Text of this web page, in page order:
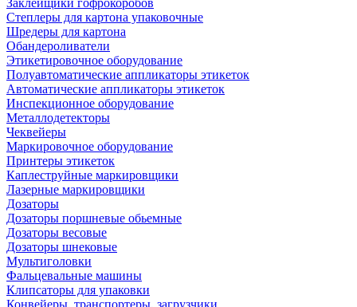
Заклейщики гофрокоробов
Степлеры для картона упаковочные
Шредеры для картона
Обандероливатели
Этикетировочное оборудование
Полуавтоматические аппликаторы этикеток
Автоматические аппликаторы этикеток
Инспекционное оборудование
Металлодетекторы
Чеквейеры
Маркировочное оборудование
Принтеры этикеток
Каплеструйные маркировщики
Лазерные маркировщики
Дозаторы
Дозаторы поршневые обьемные
Дозаторы весовые
Дозаторы шнековые
Мультиголовки
Фальцевальные машины
Клипсаторы для упаковки
Конвейеры, транспортеры, загрузчики